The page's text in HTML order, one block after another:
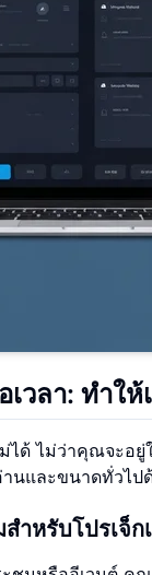
เวลา: ทำ
ได้ ไม่ว่าคุณจะอ
นและขนาดทั่วไ
ำหรับโปรเจ็